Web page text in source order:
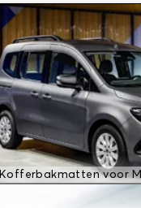
Kofferbakmatten voor